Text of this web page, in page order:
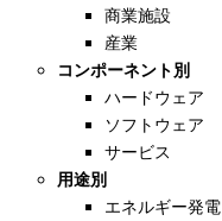
商業施設
産業
コンポーネント別
ハードウェア
ソフトウェア
サービス
用途別
エネルギー発電